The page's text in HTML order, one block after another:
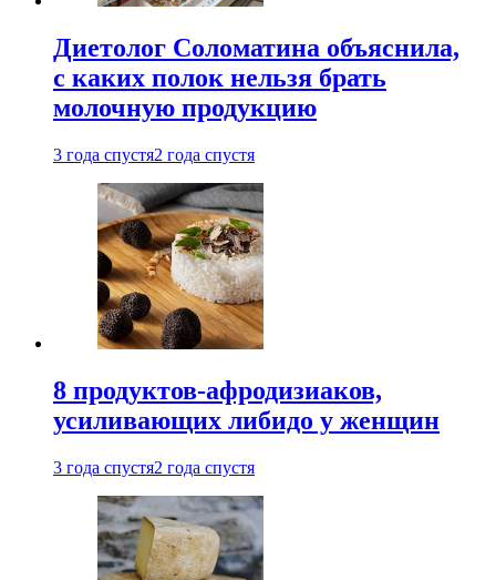
Диетолог Соломатина объяснила,
с каких полок нельзя брать
молочную продукцию
3 года спустя2 года спустя
8 продуктов-афродизиаков,
усиливающих либидо у женщин
3 года спустя2 года спустя